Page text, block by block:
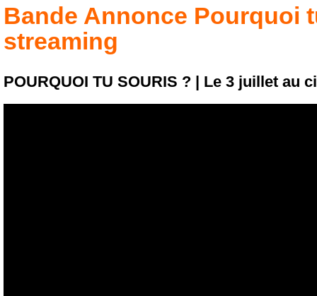
Bande Annonce Pourquoi
streaming
POURQUOI TU SOURIS ? | Le 3 juillet au